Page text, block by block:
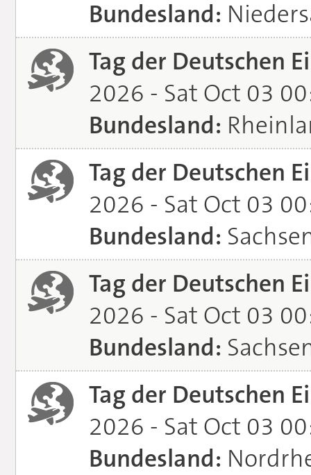
Bundesland:
Tag der Deutschen
2026 - Sat Oct 03
Bundesland:
Tag der Deutschen
2026 - Sat Oct 03
Bundesland:
Tag der Deutschen
2026 - Sat Oct 03
Bundesland:
Tag der Deutschen
2026 - Sat Oct 03
Bundesland: